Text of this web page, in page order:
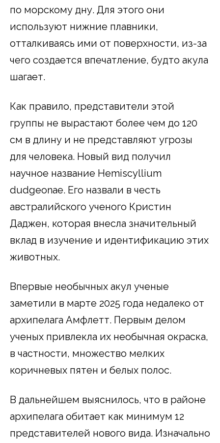
по морскому дну. Для этого они
используют нижние плавники,
отталкиваясь ими от поверхности, из-за
чего создается впечатление, будто акула
шагает.
Как правило, представители этой
группы не вырастают более чем до 120
см в длину и не представляют угрозы
для человека. Новый вид получил
научное название Hemiscyllium
dudgeonae. Его назвали в честь
австралийского ученого Кристин
Даджен, которая внесла значительный
вклад в изучение и идентификацию этих
животных.
Впервые необычных акул ученые
заметили в марте 2025 года недалеко от
архипелага Амфлетт. Первым делом
ученых привлекла их необычная окраска,
в частности, множество мелких
коричневых пятен и белых полос.
В дальнейшем выяснилось, что в районе
архипелага обитает как минимум 12
представителей нового вида. Изначально